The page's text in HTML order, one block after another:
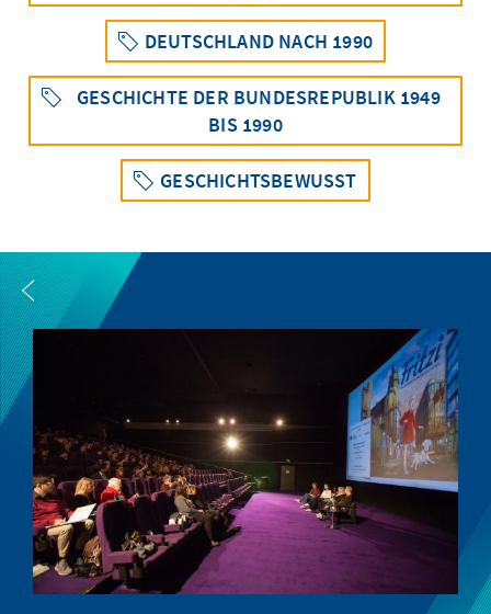
DEUTSCHLAND NACH 1990
GESCHICHTE DER BUNDESREPUBLIK 1949
BIS 1990
GESCHICHTSBEWUSST